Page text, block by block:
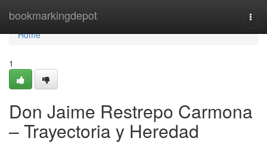
bookmarkingdepot
Home
Home
1
Don Jaime Restrepo Carmona
– Trayectoria y Heredad